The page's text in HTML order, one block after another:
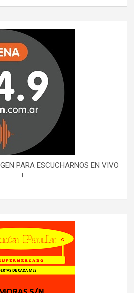
PARA ESCUCHARNOS EN VIVO
!